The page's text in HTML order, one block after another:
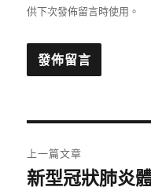
供下次發佈留言時使用。
章
上一篇文章
上
新型冠狀肺炎